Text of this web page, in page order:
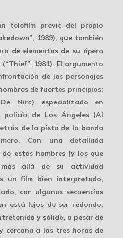
telefilm previo del propio
1989), que también
de elementos de su ópera
1981). El argumento
de los personajes
de fuertes principios:
Niro) especializado en
de Los Ángeles (Al
de la pista de la banda
Con una detallada
estos hombres (y los que
allá de su actividad
un film bien interpretado,
con algunas secuencias
está lejos de ser redondo,
y sólido, a pesar de
cercana a las tres horas de